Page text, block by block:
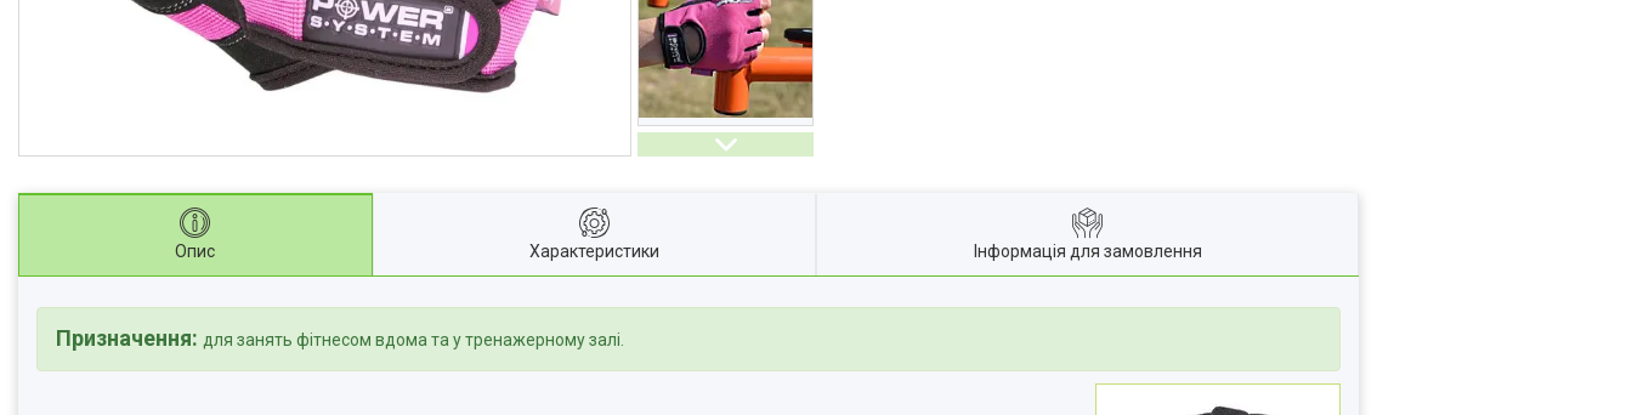
Опис Характеристики Інформація для замовлення
Призначення: для занять фітнесом вдома та у тренажерному залі.